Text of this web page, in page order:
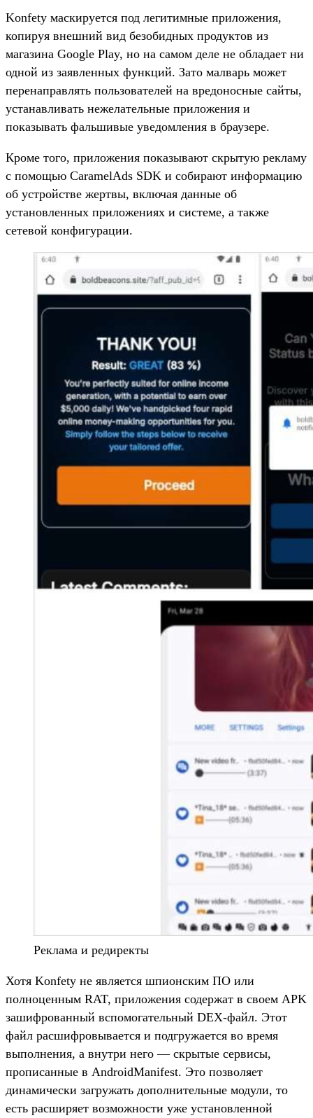
Konfety маскируется под легитимные приложения,
копируя внешний вид безобидных продуктов из
магазина Google Play, но на самом деле не обладает ни
одной из заявленных функций. Зато малварь может
перенаправлять пользователей на вредоносные сайты,
устанавливать нежелательные приложения и
показывать фальшивые уведомления в браузере.
Кроме того, приложения показывают скрытую рекламу
с помощью CaramelAds SDK и собирают информацию
об устройстве жертвы, включая данные об
установленных приложениях и системе, а также
сетевой конфигурации.
Реклама и редиректы
Хотя Konfety не является шпионским ПО или
полноценным RAT, приложения содержат в своем APK
зашифрованный вспомогательный DEX-файл. Этот
файл расшифровывается и подгружается во время
выполнения, а внутри него — скрытые сервисы,
прописанные в AndroidManifest. Это позволяет
динамически загружать дополнительные модули, то
есть расширяет возможности уже установленной